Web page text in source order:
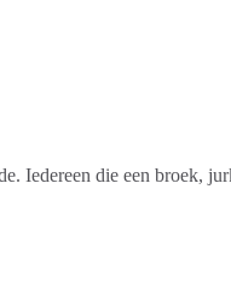
Iedereen die een broek,